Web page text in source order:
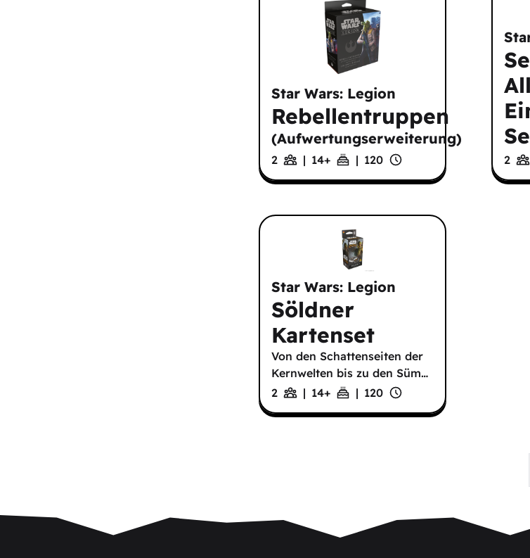
Star Wars: Legion
Rebellentruppen
(Aufwertungserweiterung)
2 | 14+ | 120 2
Star Wars: Legion
Söldner
Kartenset
Von den Schattenseiten der
Kernwelten bis zu den Süm…
2
| 14+ | 120